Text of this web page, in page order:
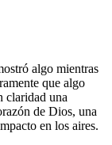
algo mientras
que algo
claridad una
de Dios, una
en los aires.